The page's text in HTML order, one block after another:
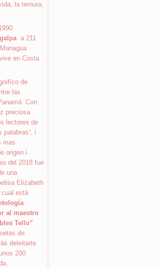
la ternura,
a 211
en Costa
de
las
Con
preciosa
lectores de
palabras”, i
mas
origen i
del 2018 fue
una
Elizabeth
cual está
al maestro
Tello”.
de
deleitarte
200